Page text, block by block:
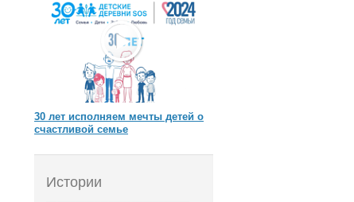
30 лет исполняем мечты детей о
счастливой семье
Истории